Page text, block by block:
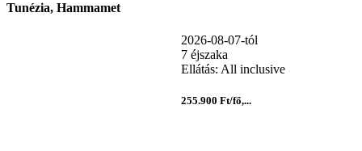
Tunézia, Hammamet
2026-08-07-tól
7 éjszaka
Ellátás: All inclusive
255.900 Ft/fő,...